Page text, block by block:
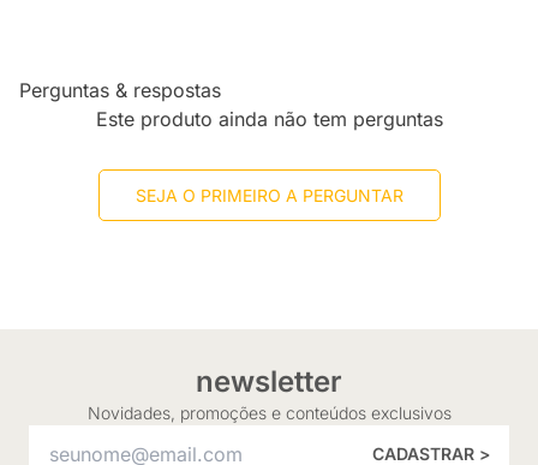
Perguntas & respostas
Este produto ainda não tem perguntas
SEJA O PRIMEIRO A PERGUNTAR
newsletter
Novidades, promoções e conteúdos exclusivos
CADASTRAR >